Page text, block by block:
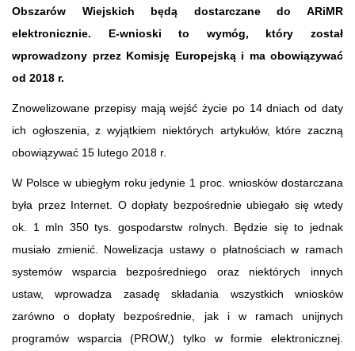
Obszarów Wiejskich będą dostarczane do ARiMR
elektronicznie.
E-wnioski
to wymóg, który został
wprowadzony przez Komisję Europejską i ma obowiązywać
od 2018 r.
Znowelizowane przepisy mają wejść życie po 14 dniach od daty
ich ogłoszenia, z wyjątkiem niektórych artykułów, które zaczną
obowiązywać 15 lutego 2018 r.
W Polsce w ubiegłym roku jedynie 1 proc. wniosków dostarczana
była przez Internet. O dopłaty bezpośrednie ubiegało się wtedy
ok. 1 mln 350 tys. gospodarstw rolnych. Będzie się to jednak
musiało zmienić. Nowelizacja ustawy o płatnościach w ramach
systemów wsparcia bezpośredniego oraz niektórych innych
ustaw, wprowadza zasadę składania wszystkich wniosków
zarówno o dopłaty bezpośrednie, jak i w ramach unijnych
programów wsparcia (PROW,) tylko w formie elektronicznej.